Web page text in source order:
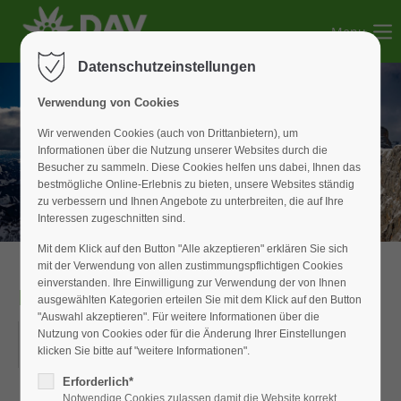
Der Eintrag "offcanvas-col2" existiert leider nicht.
Der Eintrag "offcanvas-col3" existiert leider nicht.
Der Eintrag "offcanvas-col4" existiert leider nicht.
Menu
Hochtour
27.06.2019–30.06.2019
ORT: ÖTZTALER ALPEN
Datenschutzeinstellungen
Verwendung von Cookies
Wir verwenden Cookies (auch von Drittanbietern), um
Informationen über die Nutzung unserer Websites durch die
Besucher zu sammeln. Diese Cookies helfen uns dabei, Ihnen das
bestmögliche Online-Erlebnis zu bieten, unsere Websites ständig
zu verbessern und Ihnen Angebote zu unterbreiten, die auf Ihre
Interessen zugeschnitten sind.
Mit dem Klick auf den Button "Alle akzeptieren" erklären Sie sich
mit der Verwendung von allen zustimmungspflichtigen Cookies
einverstanden. Ihre Einwilligung zur Verwendung der von Ihnen
ausgewählten Kategorien erteilen Sie mit dem Klick auf den Button
"Auswahl akzeptieren". Für weitere Informationen über die
Nutzung von Cookies oder für die Änderung Ihrer Einstellungen
klicken Sie bitte auf "weitere Informationen".
Erforderlich*
Notwendige Cookies zulassen damit die Website korrekt